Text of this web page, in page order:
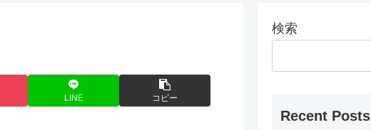
LINE コピー
検索
Recent Posts